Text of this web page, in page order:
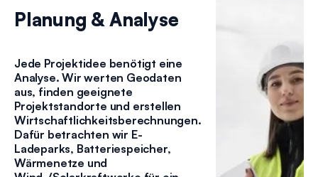
Planung & Analyse
Jede Projektidee benötigt eine
Analyse. Wir werten Geodaten
aus, finden geeignete
Projektstandorte und erstellen
Wirtschaftlichkeitsberechnungen.
Dafür betrachten wir E-
Ladeparks, Batteriespeicher,
Wärmenetze und